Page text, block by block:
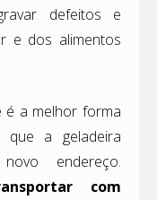
defeitos e
e dos alimentos
é a melhor forma
a geladeira
endereço.
com